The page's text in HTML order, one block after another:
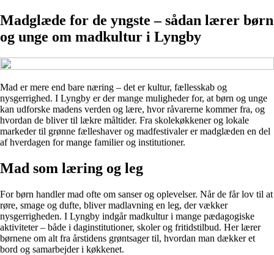
Madglæde for de yngste – sådan lærer børn
og unge om madkultur i Lyngby
Mad er mere end bare næring – det er kultur, fællesskab og
nysgerrighed. I Lyngby er der mange muligheder for, at børn og unge
kan udforske madens verden og lære, hvor råvarerne kommer fra, og
hvordan de bliver til lækre måltider. Fra skolekøkkener og lokale
markeder til grønne fælleshaver og madfestivaler er madglæden en del
af hverdagen for mange familier og institutioner.
Mad som læring og leg
For børn handler mad ofte om sanser og oplevelser. Når de får lov til at
røre, smage og dufte, bliver madlavning en leg, der vækker
nysgerrigheden. I Lyngby indgår madkultur i mange pædagogiske
aktiviteter – både i daginstitutioner, skoler og fritidstilbud. Her lærer
børnene om alt fra årstidens grøntsager til, hvordan man dækker et
bord og samarbejder i køkkenet.